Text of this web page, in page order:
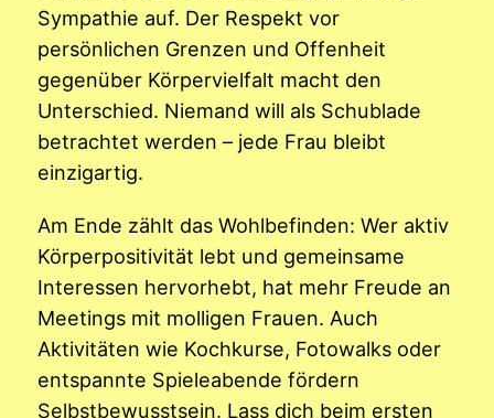
Sympathie auf. Der Respekt vor
persönlichen Grenzen und Offenheit
gegenüber Körpervielfalt macht den
Unterschied. Niemand will als Schublade
betrachtet werden – jede Frau bleibt
einzigartig.
Am Ende zählt das Wohlbefinden: Wer aktiv
Körperpositivität lebt und gemeinsame
Interessen hervorhebt, hat mehr Freude an
Meetings mit molligen Frauen. Auch
Aktivitäten wie Kochkurse, Fotowalks oder
entspannte Spieleabende fördern
Selbstbewusstsein. Lass dich beim ersten